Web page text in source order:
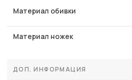
Материал обивки
Материал ножек
ДОП. ИНФОРМАЦИЯ